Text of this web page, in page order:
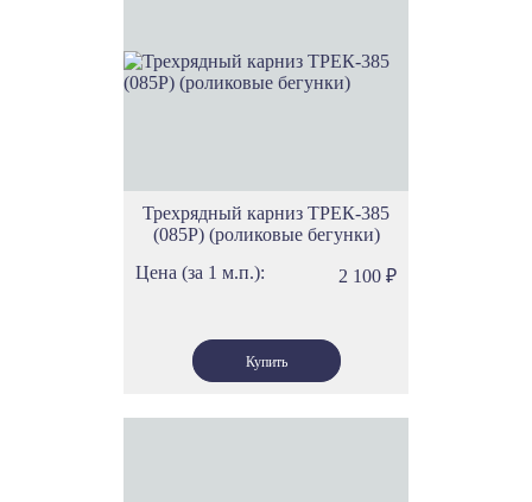
Трехрядный карниз ТРЕК-385
(085Р) (роликовые бегунки)
Цена (за 1 м.п.):
2 100 ₽